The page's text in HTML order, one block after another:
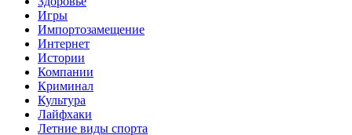
Игры
Импортозамещение
Интернет
Истории
Компании
Криминал
Культура
Лайфхаки
Летние виды спорта